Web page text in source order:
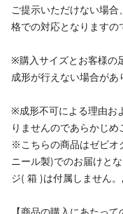
ご提示いただけない場
格での対応となりますの
※購入サイズとお客様の
成形が行えない場合があ
※成形不可による理由お
りませんのであらかじめ
※こちらの商品はゼビオ
ニール製)でのお届けと
ジ( 箱 )は付属しません